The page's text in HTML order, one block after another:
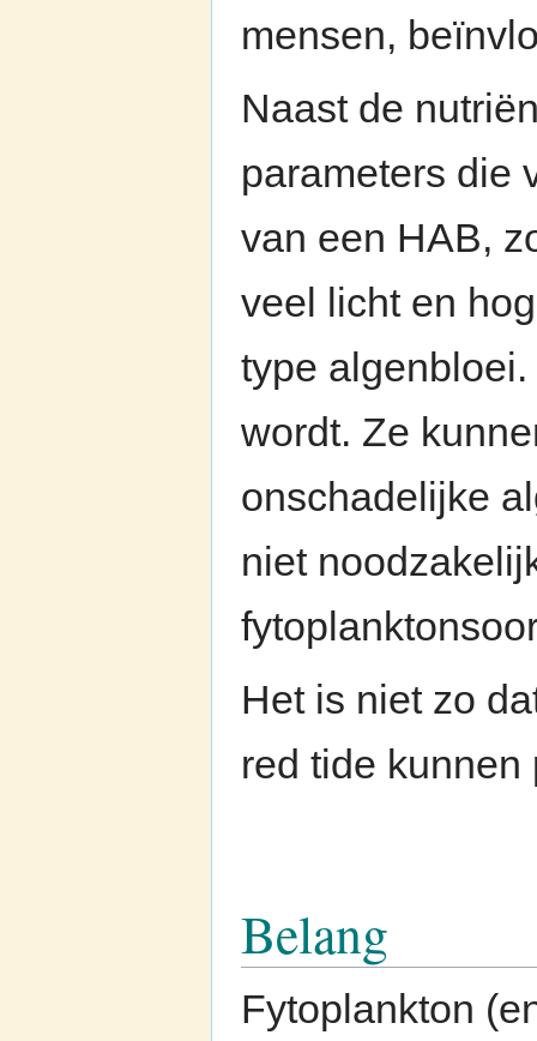
mensen,
Naast de
parameters die
van een HAB,
veel licht en
type
wordt. Ze
onschadelijke
niet
Het is niet zo
red tide kunnen
Belang
Fytoplankton